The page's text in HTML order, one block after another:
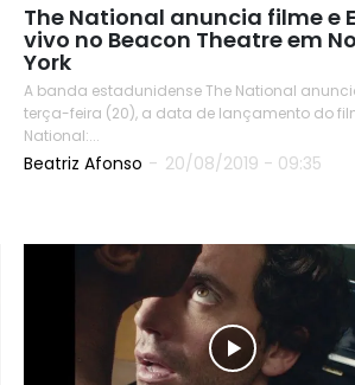
The National anuncia filme e
vivo no Beacon Theatre em
York
A banda estadunidense The National
terça-feira (20), a data de lançamento do
National:...
Beatriz Afonso - 20/08/2019 - 09:35